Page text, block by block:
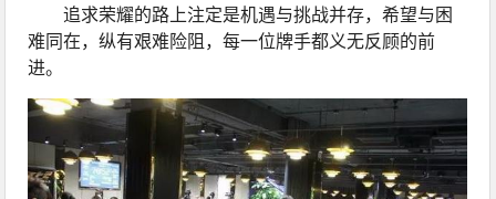
追求荣耀的路上注定是机遇与挑战并存，希望与困
难同在，纵有艰难险阻，每一位牌手都义无反顾的前
进。